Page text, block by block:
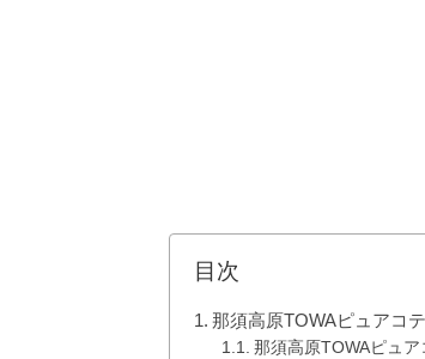
目次
那須高原TOWAピュアコ
那須高原TOWAピュ